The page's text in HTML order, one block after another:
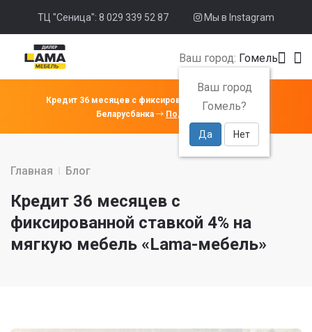
ТЦ "Сеница": 8 029 339 52 87 Мы в Instagram
Ваш город: Гомель
Ваш город
Гомель?
Да Нет
Кредит 36 месяцев с фиксированной ставкой 4% от
Беларусбанка
Подробнее
Главная Блог
Кредит 36 месяцев с
фиксированной ставкой 4% на
мягкую мебель «Lama-мебель»